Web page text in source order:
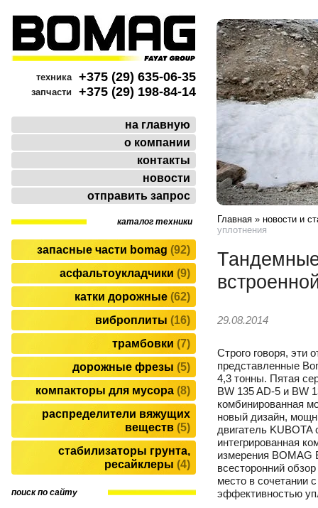
техника +375 (29) 635-06-35
запчасти +375 (29) 198-84-14
на главную
о компании
контакты
новости
отправить запрос
каталог техники
запасные части bomag 92
асфальтоукладчики 9
катки дорожные 62
виброплиты
16
трамбовки 7
дорожные фрезы 5
компакторы для мусора 8
распределители вяжущих
веществ 5
стабилизаторы грунта,
ресайклеры 4
поиск по сайту
Главная » новости и
уплотнения
29.08.2014
Строго говоря, эти
представленные
4,3 тонны. Пятая
BW 135 AD-5 и BW
комбинированная
новый дизайн,
двигатель
интегрированная
измерения BOMAG
всесторонний
место в сочетании
эффективностью